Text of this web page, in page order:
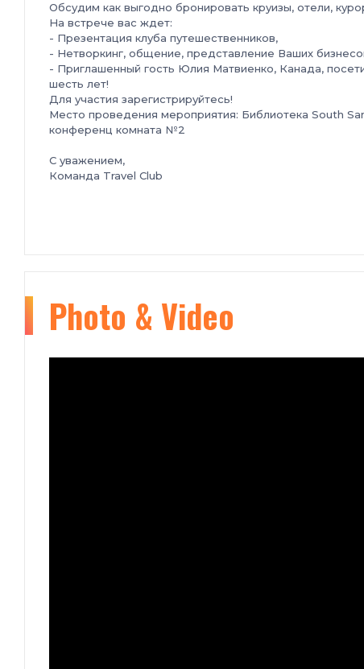
Обсудим как выгодно бронировать круизы, отели,
На встрече вас ждет:
- Презентация клуба путешественников,
- Нетворкинг, общение, представление Ваших
- Приглашенный гость Юлия Матвиенко, Канада,
шесть лет!
Для участия зарегистрируйтесь!
Место проведения мероприятия: Библиотека South
конференц комната №2
С уважением,
Команда Travel Club
Photo & Video